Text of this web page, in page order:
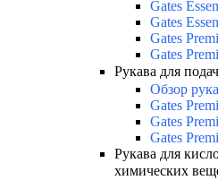
Gates
Gates
Gates
Gates
Рукава для
Обзор
Gates
Gates
Gates
Рукава для
химических